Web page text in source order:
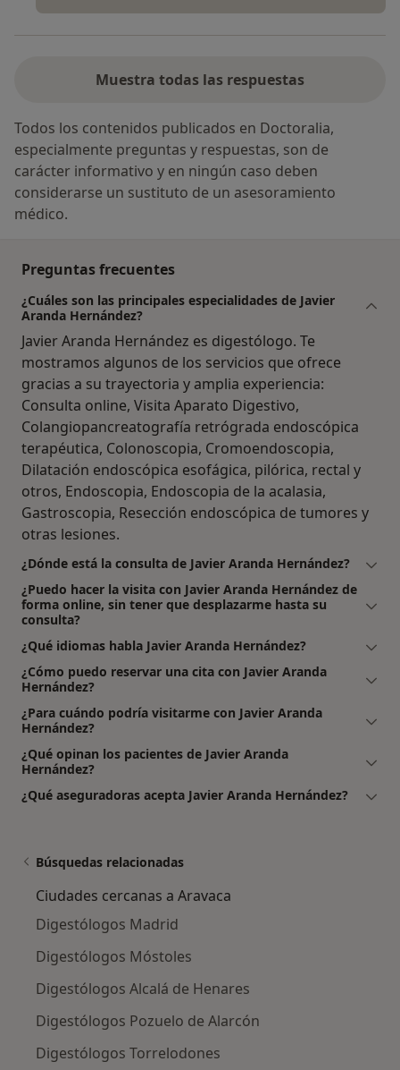
Muestra todas las respuestas
Todos los contenidos publicados en Doctoralia,
especialmente preguntas y respuestas, son de
carácter informativo y en ningún caso deben
considerarse un sustituto de un asesoramiento
médico.
Preguntas frecuentes
¿Cuáles son las principales especialidades de Javier
Aranda Hernández?
Javier Aranda Hernández es digestólogo. Te
mostramos algunos de los servicios que ofrece
gracias a su trayectoria y amplia experiencia:
Consulta online, Visita Aparato Digestivo,
Colangiopancreatografía retrógrada endoscópica
terapéutica, Colonoscopia, Cromoendoscopia,
Dilatación endoscópica esofágica, pilórica, rectal y
otros, Endoscopia, Endoscopia de la acalasia,
Gastroscopia, Resección endoscópica de tumores y
otras lesiones.
¿Dónde está la consulta de Javier Aranda Hernández?
¿Puedo hacer la visita con Javier Aranda Hernández de
forma online, sin tener que desplazarme hasta su
consulta?
¿Qué idiomas habla Javier Aranda Hernández?
¿Cómo puedo reservar una cita con Javier Aranda
Hernández?
¿Para cuándo podría visitarme con Javier Aranda
Hernández?
¿Qué opinan los pacientes de Javier Aranda
Hernández?
¿Qué aseguradoras acepta Javier Aranda Hernández?
Búsquedas relacionadas
Ciudades cercanas a Aravaca
Digestólogos Madrid
Digestólogos Móstoles
Digestólogos Alcalá de Henares
Digestólogos Pozuelo de Alarcón
Digestólogos Torrelodones